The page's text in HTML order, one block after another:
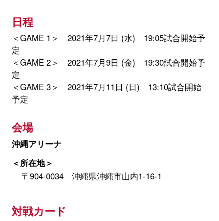
日程
＜GAME 1＞ 2021年7月7日 (水) 19:05試合開始予
定
＜GAME 2＞ 2021年7月9日 (金) 19:30試合開始予
定
＜GAME 3＞ 2021年7月11日 (日) 13:10試合開始
予定
会場
沖縄アリーナ
＜所在地＞
〒904-0034 沖縄県沖縄市山内1-16-1
対戦カード